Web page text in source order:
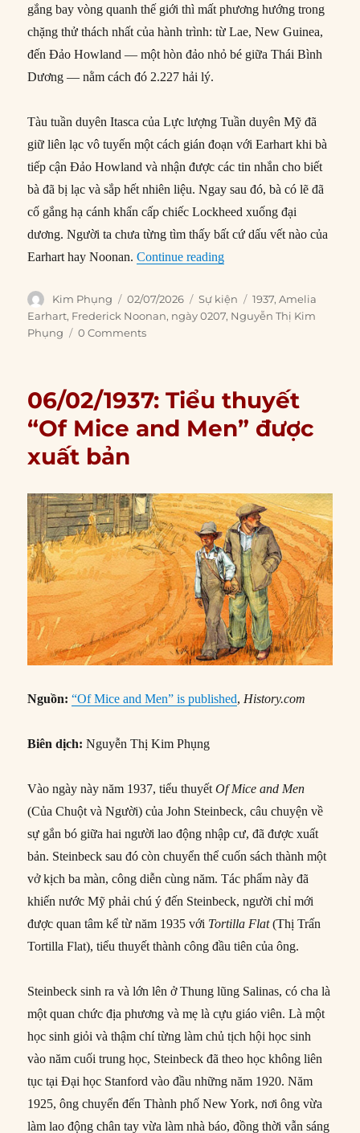
gắng bay vòng quanh thế giới thì mất phương hướng trong
chặng thử thách nhất của hành trình: từ Lae, New Guinea,
đến Đảo Howland — một hòn đảo nhỏ bé giữa Thái Bình
Dương — nằm cách đó 2.227 hải lý.
Tàu tuần duyên Itasca của Lực lượng Tuần duyên Mỹ đã
giữ liên lạc vô tuyến một cách gián đoạn với Earhart khi bà
tiếp cận Đảo Howland và nhận được các tin nhắn cho biết
bà đã bị lạc và sắp hết nhiên liệu. Ngay sau đó, bà có lẽ đã
cố gắng hạ cánh khẩn cấp chiếc Lockheed xuống đại
dương. Người ta chưa từng tìm thấy bất cứ dấu vết nào của
Earhart hay Noonan.Continue reading“02/07/1937: Amelia
Author
Kim Phụng
Posted
on
02/07/2026 Categories
Sự kiện Tags
1937,Amelia
Earhart, Frederick Noonan, ngày 0207, Nguyễn Thị Kim
Phụng
0 Comments
06/02/1937: Tiểu thuyết
“Of Mice and Men” được
xuất bản
Nguồn: “Of Mice and Men” is published, History.com
Biên dịch: Nguyễn Thị Kim Phụng
Vào ngày này năm 1937, tiểu thuyếtOf Mice and Men
(Của Chuột và Người) của John Steinbeck, câu chuyện về
sự gắn bó giữa hai người lao động nhập cư, đã được xuất
bản. Steinbeck sau đó còn chuyển thể cuốn sách thành một
vở kịch ba màn, công diễn cùng năm. Tác phẩm này đã
khiến nước Mỹ phải chú ý đến Steinbeck, người chỉ mới
được quan tâm kể từ năm 1935 với Tortilla Flat(Thị Trấn
Tortilla Flat), tiểu thuyết thành công đầu tiên của ông.
Steinbeck sinh ra và lớn lên ở Thung lũng Salinas, có cha là
một quan chức địa phương và mẹ là cựu giáo viên. Là một
học sinh giỏi và thậm chí từng làm chủ tịch hội học sinh
vào năm cuối trung học, Steinbeck đã theo học không liên
tục tại Đại học Stanford vào đầu những năm 1920. Năm
1925, ông chuyển đến Thành phố New York, nơi ông vừa
làm lao động chân tay vừa làm nhà báo, đồng thời vẫn sáng